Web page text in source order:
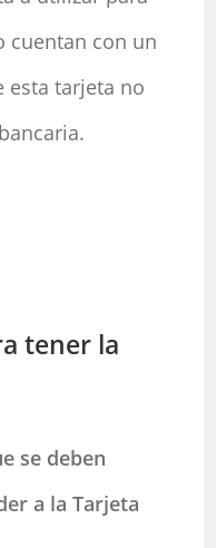
cuentan con un
esta tarjeta no
tener la
se deben
a la Tarjeta